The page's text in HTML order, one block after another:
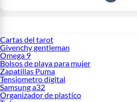
Cartas del tarot
Givenchy gentleman
Omega 9
Bolsos de playa para mujer
Zapatillas Puma
Tensiometro digital
Samsung a32
Organizador de plastico